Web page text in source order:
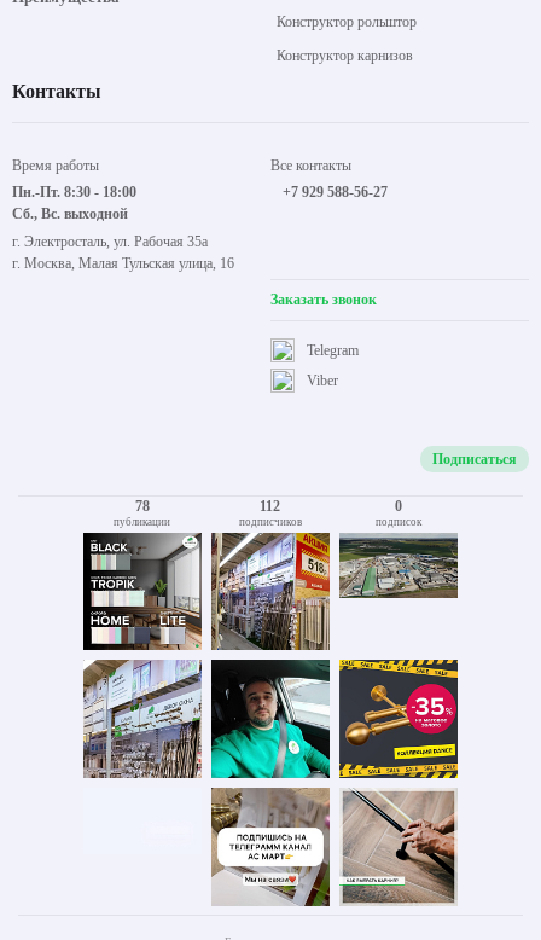
Конструктор рольштор
Конструктор карнизов
Контакты
Время работы
Пн.-Пт. 8:30 - 18:00
Сб., Вс. выходной
г. Электросталь, ул. Рабочая 35а
г. Москва, Малая Тульская улица, 16
Все контакты
+7 929 588-56-27
Заказать звонок
Viber
Telegram
Подписаться
78
публикации
112
подписчиков
0
подписок